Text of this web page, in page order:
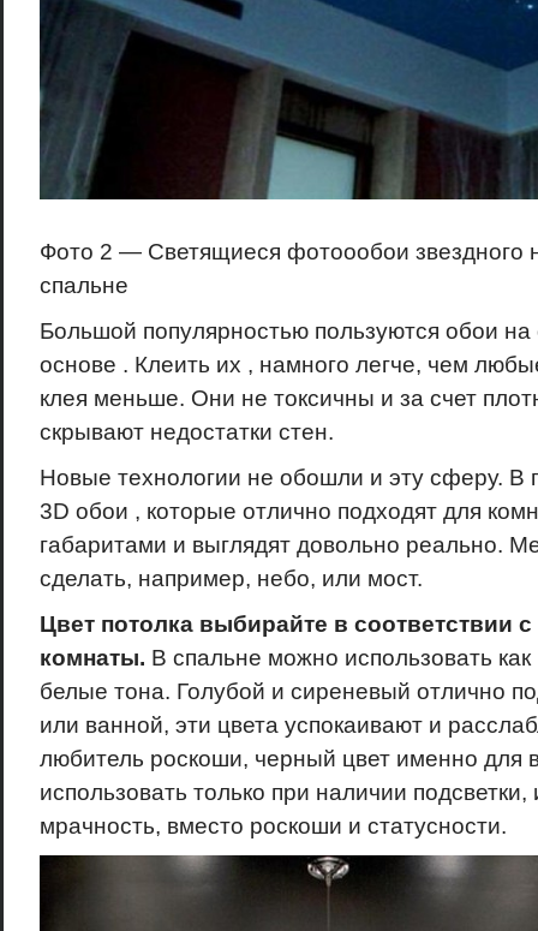
Фото 2 — Светящиеся фотоообои звездного
спальне
Большой популярностью пользуются обои
основе . Клеить их , намного легче, чем
клея меньше. Они не токсичны и за счет
скрывают недостатки стен.
Новые технологии не обошли и эту сферу. В
3D обои , которые отлично подходят для
габаритами и выглядят довольно реально.
сделать, например, небо, или мост.
Цвет потолка выбирайте в соответствии
комнаты. В спальне можно использовать
белые тона. Голубой и сиреневый отлично
или ванной, эти цвета успокаивают и
любитель роскоши, черный цвет именно для
использовать только при наличии
мрачность, вместо роскоши и статусности.